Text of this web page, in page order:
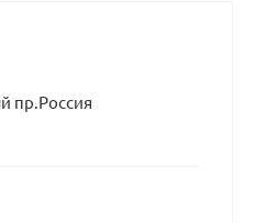
пр.Россия